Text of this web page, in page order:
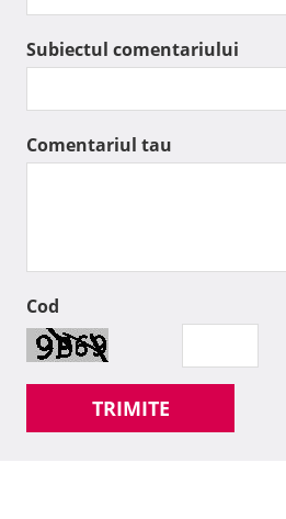
Subiectul comentariului
Comentariul tau
Cod
TRIMITE